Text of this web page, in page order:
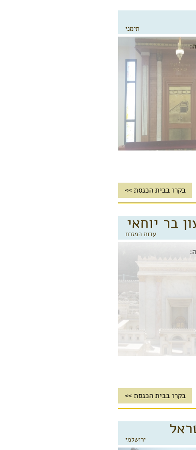
תימני
בקרו בבית הכנסת >>
בר יוחאי
עדות המזרח
בקרו בבית הכנסת >>
ירושלמי